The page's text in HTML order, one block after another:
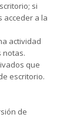
si
acceder a la
actividad
notas.
que
escritorio.
de